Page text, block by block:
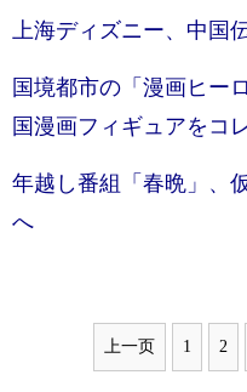
上海ディズニー、中国
国境都市の「漫画ヒー
国漫画フィギュアをコ
年越し番組「春晩」、
へ
上一页 1 2